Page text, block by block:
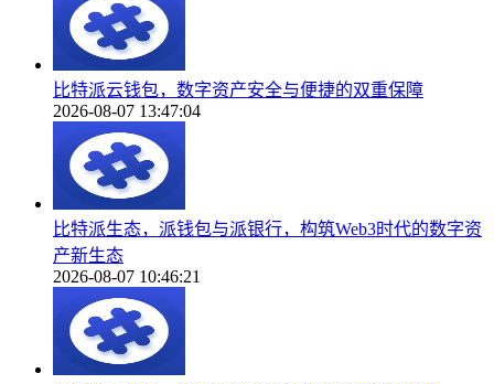
比特派云钱包，数字资产安全与便捷的双重保障
2026-08-07 13:47:04
比特派生态，派钱包与派银行，构筑Web3时代的数字资
产新生态
2026-08-07 10:46:21